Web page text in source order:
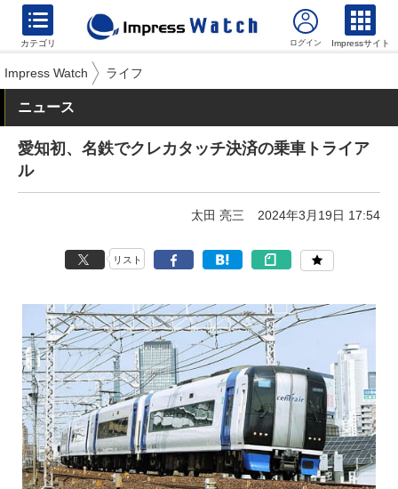
カテゴリ Impressサイト
Impress Watch ライフ
ニュース
愛知初、名鉄でクレカタッチ決済の乗車トライア
ル
太田 亮三 2024年3月19日 17:54
リスト